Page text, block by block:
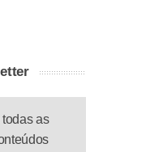
todas as